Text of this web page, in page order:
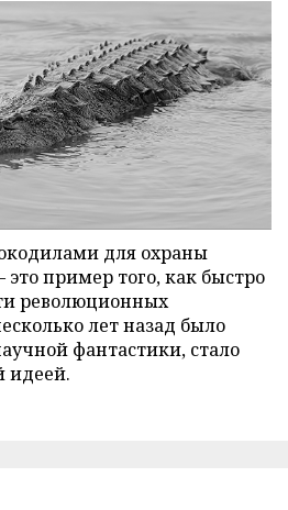
для охраны
пример того, как быстро
революционных
лет назад было
фантастики, стало
идеей.